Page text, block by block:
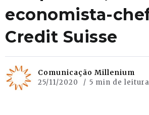
economista-
Credit Suisse
Comunicação Millenium
25/11/2020 5 min de leitura